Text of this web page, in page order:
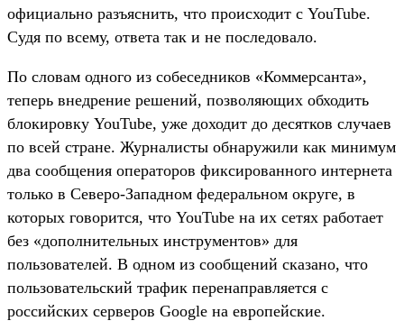
официально разъяснить, что происходит с YouTube.
Судя по всему, ответа так и не последовало.
По словам одного из собеседников «Коммерсанта»,
теперь внедрение решений, позволяющих обходить
блокировку YouTube, уже доходит до десятков случаев
по всей стране. Журналисты обнаружили как минимум
два сообщения операторов фиксированного интернета
только в Северо-Западном федеральном округе, в
которых говорится, что YouTube на их сетях работает
без «дополнительных инструментов» для
пользователей. В одном из сообщений сказано, что
пользовательский трафик перенаправляется с
российских серверов Google на европейские.